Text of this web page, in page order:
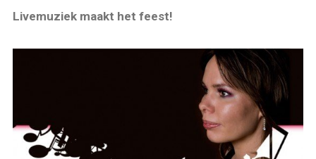
Livemuziek maakt het feest!